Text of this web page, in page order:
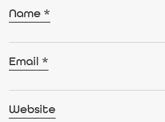
Name *
Email *
Website